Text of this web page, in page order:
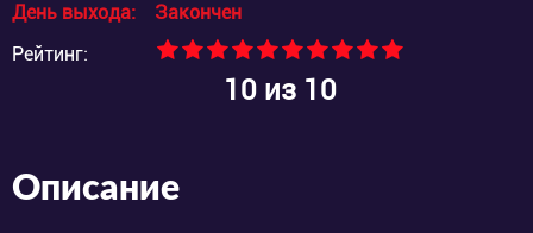
День выхода:
Закончен
Рейтинг:
10из 10
Описание